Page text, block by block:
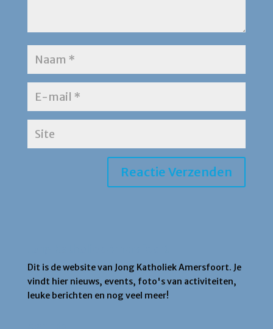
Dit is de website van Jong Katholiek Amersfoort. Je
vindt hier nieuws, events, foto's van activiteiten,
leuke berichten en nog veel meer!